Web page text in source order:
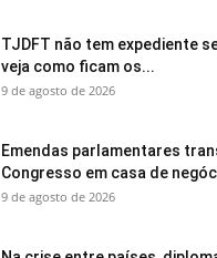
TJDFT não tem expediente
veja como ficam os...
9 de agosto de 2026
Emendas parlamentares
Congresso em casa de
9 de agosto de 2026